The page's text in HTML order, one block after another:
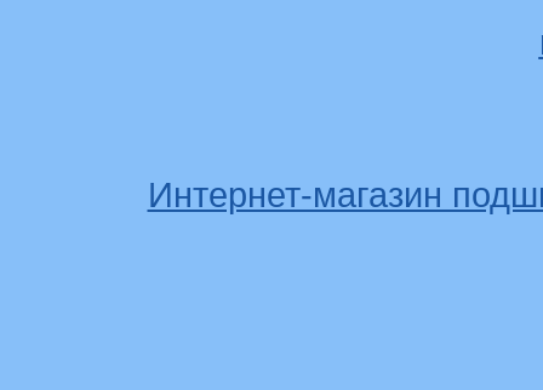
Интернет-магазин